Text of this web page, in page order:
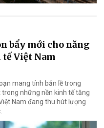
bẩy mới cho năng
Việt Nam
mang tính bản lề trong
những nền kinh tế tăng
Nam đang thu hút lượng